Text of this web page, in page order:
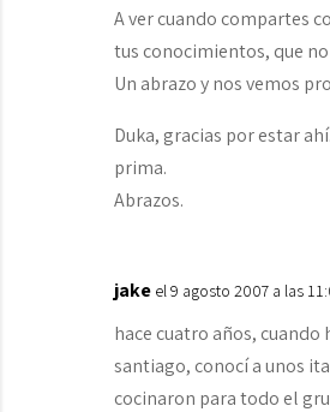
A ver cuando compartes
tus conocimientos, que
Un abrazo y nos vemos
Duka, gracias por estar
prima.
Abrazos.
jake el 9 agosto 2007 a las
hace cuatro años, cuando
santiago, conocí a unos
cocinaron para todo el